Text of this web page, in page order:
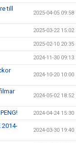
till
2025-04-05 09:58
2025-03-22 15:02
2025-02-10 20:35
2024-11-30 09:13
2024-10-20 10:00
2024-05-02 18:52
2024-04-24 15:30
2014-
2024-03-30 19:40